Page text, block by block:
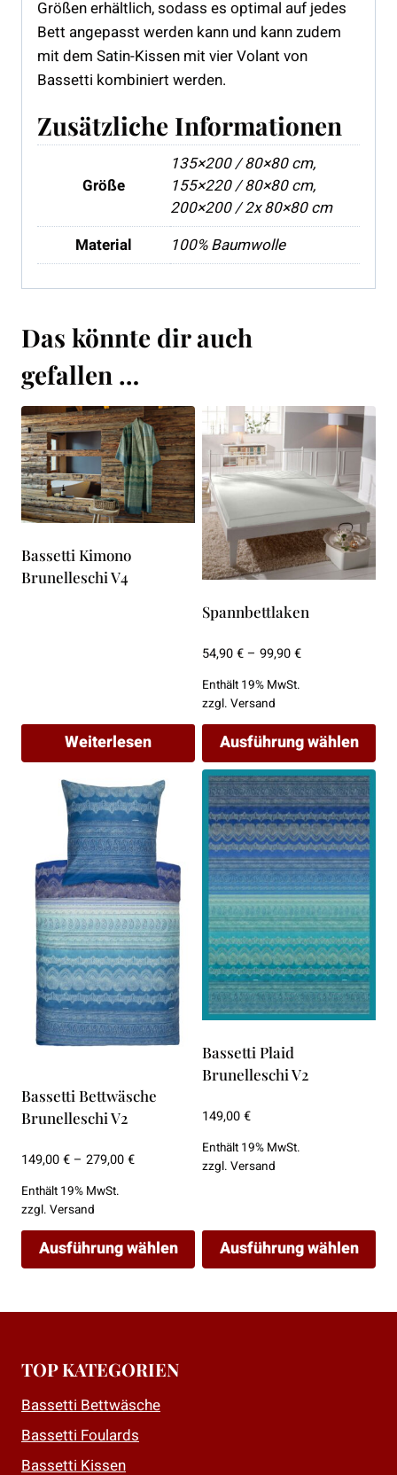
Größen erhältlich, sodass es optimal auf jedes
Bett angepasst werden kann und kann zudem
mit dem Satin-Kissen mit vier Volant von
Bassetti kombiniert werden.
Zusätzliche Informationen
Größe
135×200 / 80×80 cm,
155×220 / 80×80 cm,
200×200 / 2x 80×80 cm
Material
100% Baumwolle
Das könnte dir auch
gefallen …
Bassetti Kimono
Brunelleschi V4
Weiterlesen
Spannbettlaken
54,90€– 99,90€Preisspanne:
Enthält 19% MwSt.
zzgl. Versand
Ausführung wählen
Dieses
Produkt
weist
mehrere
Varianten
auf.
Die
Optionen
können
auf
der
gewählt
werden
Bassetti Bettwäsche
Brunelleschi V2
149,00€– 279,00€Preisspanne:
Enthält 19% MwSt.
zzgl. Versand
Ausführung wählen
Varianten
auf.
Optionen
Bassetti Plaid
Brunelleschi V2
149,00€
Enthält 19% MwSt.
zzgl. Versand
Ausführung wählen
TOP KATEGORIEN
Bassetti Bettwäsche
Bassetti Foulards
Bassetti Kissen